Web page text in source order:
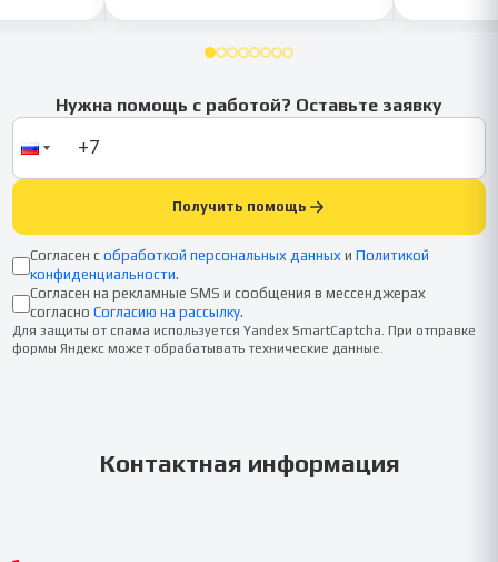
Нужна помощь с работой? Оставьте заявку
Получить помощь
Согласен с обработкой персональных данных и Политикой
конфиденциальности.
Согласен на рекламные SMS и сообщения в мессенджерах
согласно Согласию на рассылку.
Для защиты от спама используется Yandex SmartCaptcha. При отправке
формы Яндекс может обрабатывать технические данные.
Контактная информация